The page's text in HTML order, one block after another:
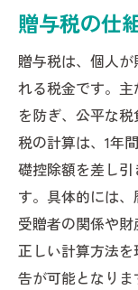
贈与税
贈与税
贈与税
贈与税
贈与税
節税対策
贈与税
贈与
贈与税
贈与税の仕
贈与税は、個人
れる税金です。
を防ぎ、公平な
税の計算は、1年
礎控除額を差し
す。具体的には
受贈者の関係や財
正しい計算方法
告が可能となりま